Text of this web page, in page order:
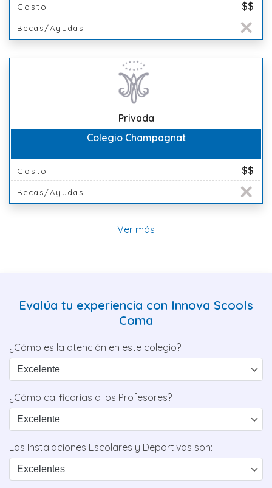
Costo $$
Becas/Ayudas
Privada
Colegio Champagnat
Costo $$
Becas/Ayudas
Ver más
Evalúa tu experiencia con Innova Scools
Coma
¿Cómo es la atención en este colegio?
¿Cómo calificarías a los Profesores?
Las Instalaciones Escolares y Deportivas son: